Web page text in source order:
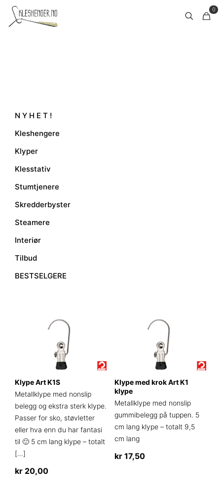
0
N Y H E T !
Kleshengere
Klyper
Klesstativ
Stumtjenere
Skredderbyster
Steamere
Interiør
Tilbud
BESTSELGERE
Klype Art K1S
Metallklype med nonslip
belegg og ekstra sterk klype.
Passer for sko, støvletter
eller hva enn du har fantasi
til 🙂 5 cm lang klype – totalt
[…]
kr 20,00
Klype med krok Art K1
klype
Metallklype med nonslip
gummibelegg på tuppen. 5
cm lang klype – totalt 9,5
cm lang
kr17,50